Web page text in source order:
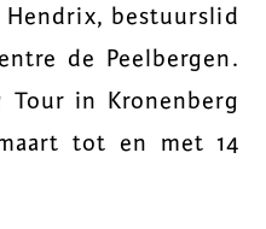
bestuurslid
de Peelbergen.
Tour in Kronenberg
tot en met 14